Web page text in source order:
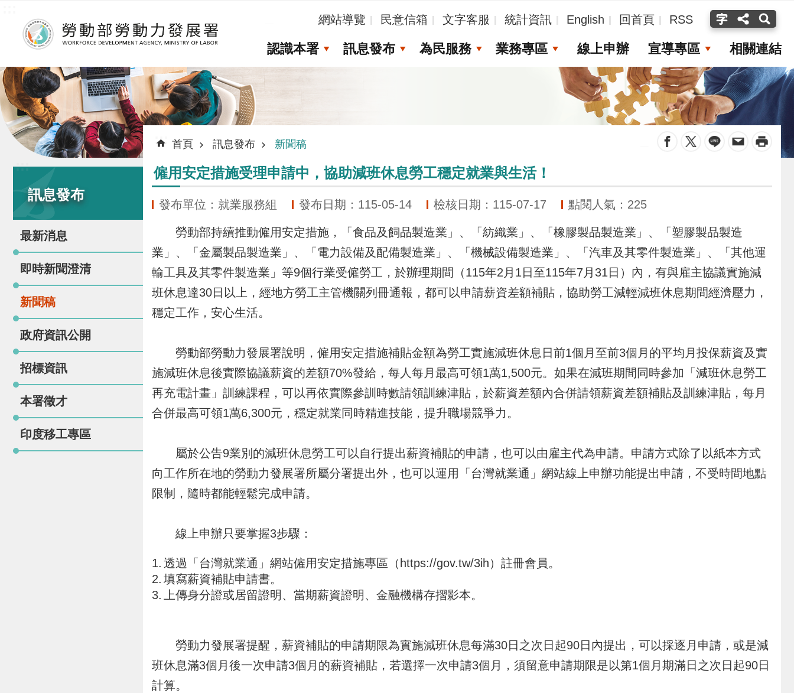
網站導覽 民意信箱 文字客服 統計資訊 English 回首頁 RSS
認識本署 訊息發布 為民服務 業務專區 線上申辦 宣導專區 相關連結
:::
訊息發布
最新消息
即時新聞澄清
新聞稿
政府資訊公開
招標資訊
本署徵才
印度移工專區
::: 首頁 訊息發布 新聞稿
僱用安定措施受理申請中，協助減班休息勞工穩定就業與生活！
發布單位：就業服務組 發布日期：115-05-14 檢核日期：115-07-17 點閱人氣：225
勞動部持續推動僱用安定措施，「食品及飼品製造業」、「紡織業」、「橡膠製品製造業」、「塑膠製品製造
業」、「金屬製品製造業」、「電力設備及配備製造業」、「機械設備製造業」、「汽車及其零件製造業」、「其他運
輸工具及其零件製造業」等9個行業受僱勞工，於辦理期間（115年2月1日至115年7月31日）內，有與雇主協議實施減
班休息達30日以上，經地方勞工主管機關列冊通報，都可以申請薪資差額補貼，協助勞工減輕減班休息期間經濟壓力，
穩定工作，安心生活。
勞動部勞動力發展署說明，僱用安定措施補貼金額為勞工實施減班休息日前1個月至前3個月的平均月投保薪資及實
施減班休息後實際協議薪資的差額70%發給，每人每月最高可領1萬1,500元。如果在減班期間同時參加「減班休息勞工
再充電計畫」訓練課程，可以再依實際參訓時數請領訓練津貼，於薪資差額內合併請領薪資差額補貼及訓練津貼，每月
合併最高可領1萬6,300元，穩定就業同時精進技能，提升職場競爭力。
屬於公告9業別的減班休息勞工可以自行提出薪資補貼的申請，也可以由雇主代為申請。申請方式除了以紙本方式
向工作所在地的勞動力發展署所屬分署提出外，也可以運用「台灣就業通」網站線上申辦功能提出申請，不受時間地點
限制，隨時都能輕鬆完成申請。
線上申辦只要掌握3步驟：
透過「台灣就業通」網站僱用安定措施專區（https://gov.tw/3ih）註冊會員。
填寫薪資補貼申請書。
上傳身分證或居留證明、當期薪資證明、金融機構存摺影本。
勞動力發展署提醒，薪資補貼的申請期限為實施減班休息每滿30日之次日起90日內提出，可以採逐月申請，或是減
班休息滿3個月後一次申請3個月的薪資補貼，若選擇一次申請3個月，須留意申請期限是以第1個月期滿日之次日起90日
計算。